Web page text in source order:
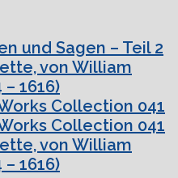
und Sagen – Teil 2
von William
1616)
Collection 041
Collection 041
von William
1616)